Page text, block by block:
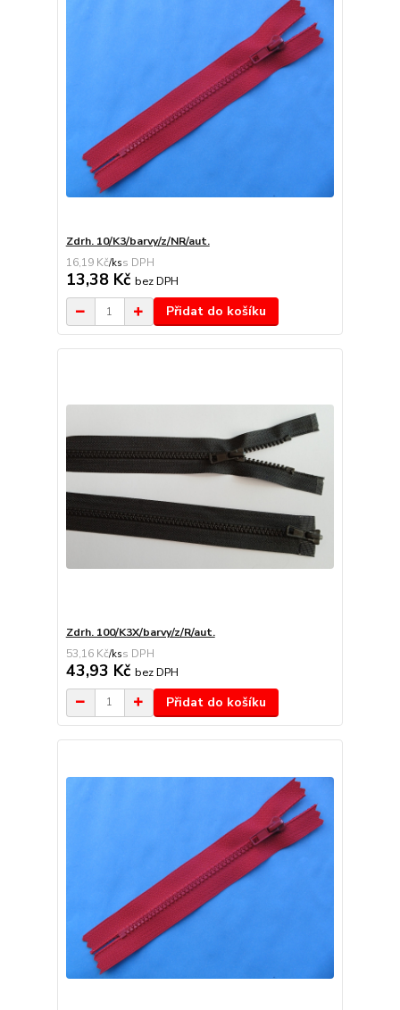
Zdrh. 10/K3/barvy/z/NR/aut.
16,19 Kč/ks
13,38 Kč bez DPH
Přidat do košíku
Zdrh. 100/K3X/barvy/z/R/aut.
53,16 Kč/ks
43,93 Kč bez DPH
Přidat do košíku